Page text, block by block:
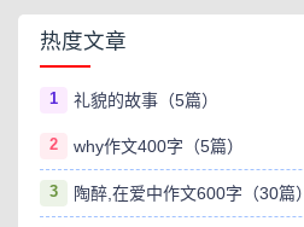
热度文章
1 礼貌的故事（5篇）
2 why作文400字（5篇）
3 陶醉,在爱中作文600字（30篇）